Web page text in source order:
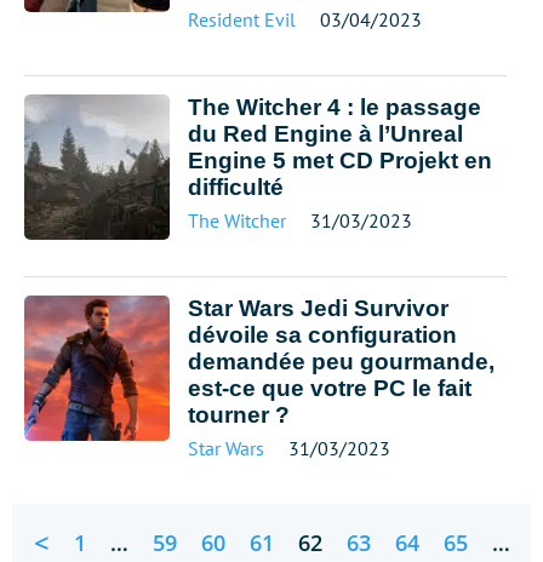
Resident Evil 03/04/2023
The Witcher 4 : le passage
du Red Engine à l’Unreal
Engine 5 met CD Projekt en
difficulté
The Witcher 31/03/2023
Star Wars Jedi Survivor
dévoile sa configuration
demandée peu gourmande,
est-ce que votre PC le fait
tourner ?
Star Wars 31/03/2023
< 1 … 59 60 61 62 63 64 65
…